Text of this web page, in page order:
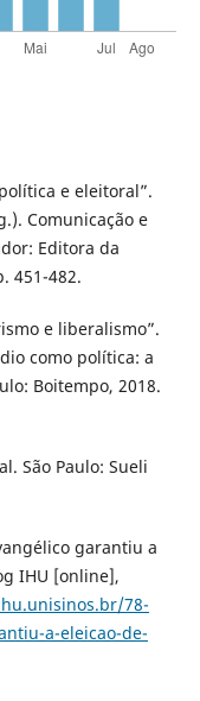
e eleitoral”.
Comunicação e
Editora da
451-482.
e liberalismo”.
como política: a
Boitempo, 2018.
São Paulo: Sueli
garantiu a
IHU [online],
78-
a-eleicao-de-